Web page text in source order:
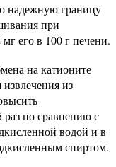
надежную границу
при
его в 100 г печени.
на катионите
из
раз по сравнению с
водой и в
спиртом.